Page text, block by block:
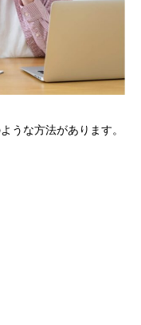
うな方法があります。